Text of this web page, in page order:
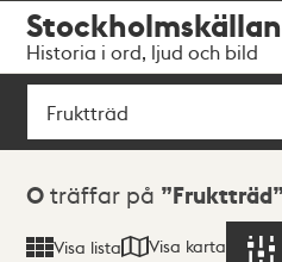
navigationen
huvudinnehållet
Stockholmskällan
Historia i ord, ljud och bild
Sök
Sökresultat
0 träffar på Fruktträd
Visa lista Visa karta